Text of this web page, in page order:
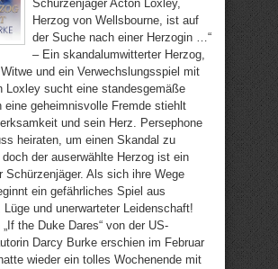
Schürzenjäger Acton Loxley,
Herzog von Wellsbourne, ist auf
der Suche nach einer Herzogin …“
– Ein skandalumwitterter Herzog,
und ein Verwechslungsspiel mit
Loxley sucht eine standesgemäße
eine geheimnisvolle Fremde stiehlt
und sein Herz. Persephone
heiraten, um einen Skandal zu
der auserwählte Herzog ist ein
Schürzenjäger. Als sich ihre Wege
ein gefährliches Spiel aus
Lüge und unerwarteter Leidenschaft!
„If the Duke Dares“ von der US-
Darcy Burke erschien im Februar
wieder ein tolles Wochenende mit